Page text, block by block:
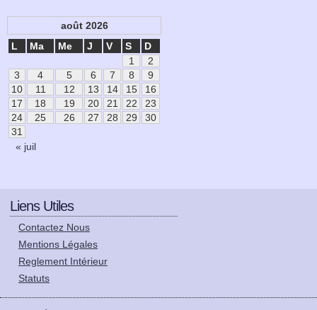
août 2026
L
Ma Me J V S D
« juil
1
2
3
4 5 6 7 8
9
10
11 12 13 14 15
16
17
18 19 20 21 22
23
24
25 26 27 28 29
30
31
Liens Utiles
Contactez Nous
Mentions Légales
Reglement Intérieur
Statuts